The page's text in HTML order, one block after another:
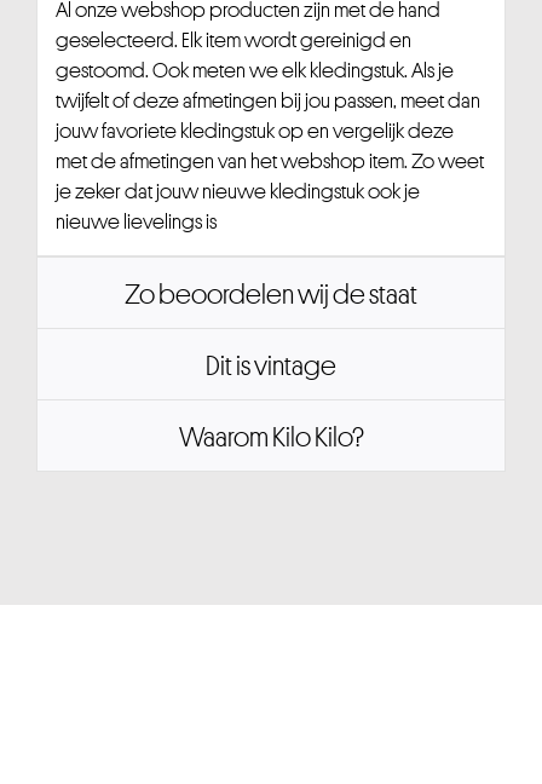
Al onze webshop producten zijn met de hand
geselecteerd. Elk item wordt gereinigd en
gestoomd. Ook meten we elk kledingstuk. Als je
twijfelt of deze afmetingen bij jou passen, meet dan
jouw favoriete kledingstuk op en vergelijk deze
met de afmetingen van het webshop item. Zo weet
je zeker dat jouw nieuwe kledingstuk ook je
nieuwe lievelings is
Zo beoordelen wij de staat
Dit is vintage
Waarom Kilo Kilo?